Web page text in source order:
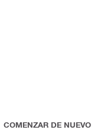
COMENZAR DE NUEVO